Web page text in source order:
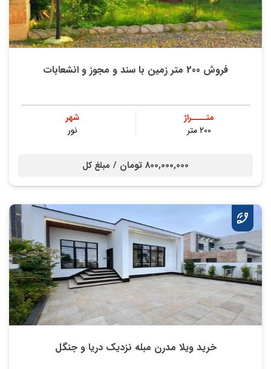
فروش 200 متر زمین با سند و مجوز و انشعابات
متــــراژ
200 متر
شهر
نور
800,000,000 تومان / مبلغ کل
خرید ویلا مدرن مبله نزدیک دریا و جنگل